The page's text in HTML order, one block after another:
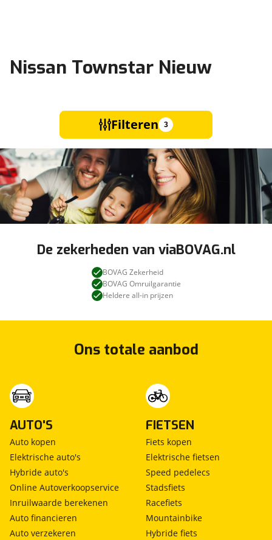
Nissan Townstar Nieuw
Filteren 3
De zekerheden van viaBOVAG.nl
BOVAG Zekerheid
BOVAG Omruilgarantie
Heldere all-in prijzen
Ons totale aanbod
AUTO'S
Auto kopen
Elektrische auto's
Hybride auto's
Online Autoverkoopservice
Inruilwaarde berekenen
Auto financieren
Auto verzekeren
FIETSEN
Fiets kopen
Elektrische fietsen
Speed pedelecs
Stadsfiets
Racefiets
Mountainbike
Hybride fiets